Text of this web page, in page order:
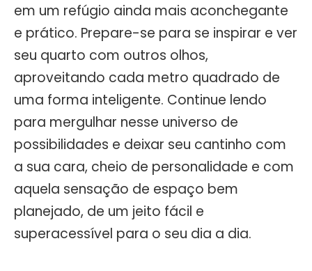
em um refúgio ainda mais aconchegante
e prático. Prepare-se para se inspirar e ver
seu quarto com outros olhos,
aproveitando cada metro quadrado de
uma forma inteligente. Continue lendo
para mergulhar nesse universo de
possibilidades e deixar seu cantinho com
a sua cara, cheio de personalidade e com
aquela sensação de espaço bem
planejado, de um jeito fácil e
superacessível para o seu dia a dia.